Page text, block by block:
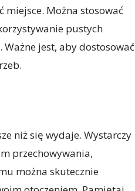
miejsce. Można stosować
pustych
jest, aby dostosować
niż się wydaje. Wystarczy
przechowywania,
można skutecznie